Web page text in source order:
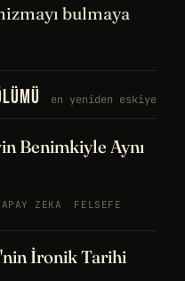
bulmaya
en yeniden eskiye
Benimkiyle Aynı
ZEKA FELSEFE
İronik Tarihi